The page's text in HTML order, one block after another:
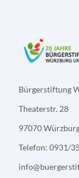
Bürgerstiftung
Theaterstr. 28
97070
Telefon: 0931/